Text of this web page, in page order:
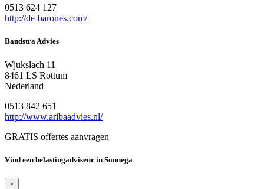
0513 624 127
http://de-barones.com/
Bandstra Advies
Wjukslach 11
8461 LS Rottum
Nederland
0513 842 651
http://www.aribaadvies.nl/
GRATIS offertes aanvragen
Vind een belastingadviseur in Sonnega
×